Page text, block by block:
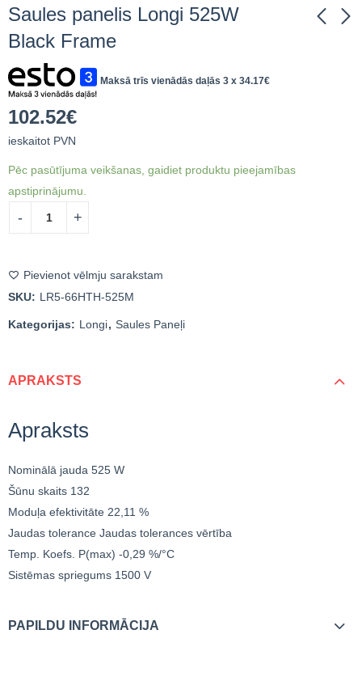
Saules panelis Longi 525W
Black Frame
445W Black Frame
430W Full Black
Maksā trīs vienādās daļās 3 x 34.17€
102.52€
ieskaitot PVN
Pēc pasūtījuma veikšanas, gaidiet produktu pieejamības
apstiprinājumu.
Pievienot vēlmju sarakstam
SKU: LR5-66HTH-525M
Kategorijas: Longi, Saules Paneļi
APRAKSTS
Apraksts
Nominālā jauda 525 W
Šūnu skaits 132
Moduļa efektivitāte 22,11 %
Jaudas tolerance Jaudas tolerances vērtība
Temp. Koefs. P(max) -0,29 %/°C
Sistēmas spriegums 1500 V
PAPILDU INFORMĀCIJA